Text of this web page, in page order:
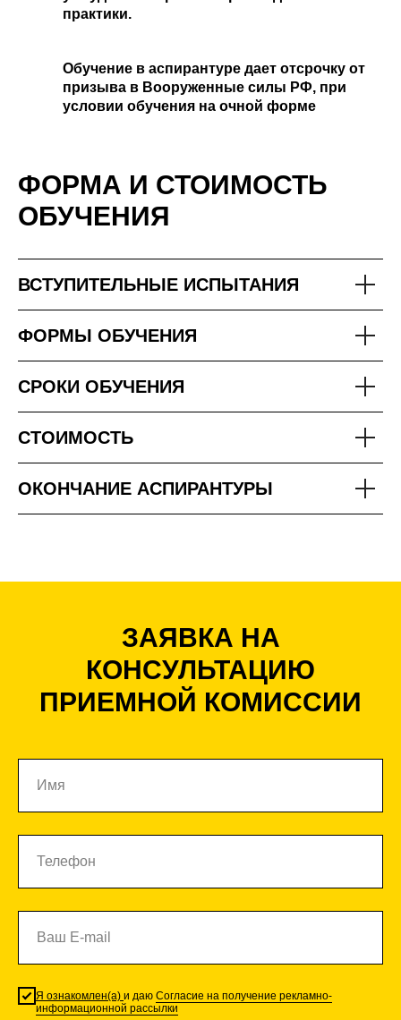
практики.
Обучение в аспирантуре дает отсрочку от
призыва в Вооруженные силы РФ, при
условии обучения на очной форме
ФОРМА И СТОИМОСТЬ
ОБУЧЕНИЯ
ВСТУПИТЕЛЬНЫЕ ИСПЫТАНИЯ
ФОРМЫ ОБУЧЕНИЯ
СРОКИ ОБУЧЕНИЯ
СТОИМОСТЬ
ОКОНЧАНИЕ АСПИРАНТУРЫ
ЗАЯВКА НА
КОНСУЛЬТАЦИЮ
ПРИЕМНОЙ КОМИССИИ
Я ознакомлен(а) и даю Согласие на получение рекламно-
информационной рассылки